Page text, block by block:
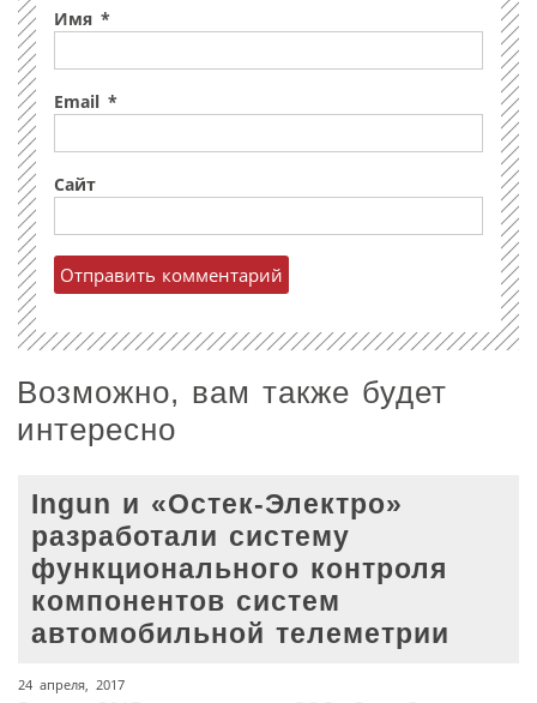
Имя *
Email *
Сайт
Возможно, вам также будет
интересно
Ingun и «Остек-Электро»
разработали систему
функционального контроля
компонентов систем
автомобильной телеметрии
24 апреля, 2017